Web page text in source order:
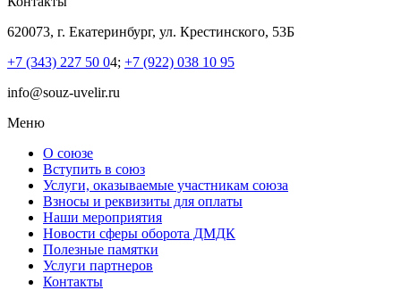
620073, г. Екатеринбург, ул. Крестинского, 53Б
+7 (343) 227 50 04; +7 (922) 038 10 95
info@souz-uvelir.ru
Меню
О союзе
Вступить в союз
Услуги, оказываемые участникам союза
Взносы и реквизиты для оплаты
Наши мероприятия
Новости сферы оборота ДМДК
Полезные памятки
Услуги партнеров
Контакты